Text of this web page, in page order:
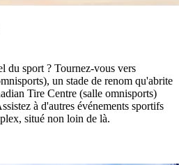
du sport ? Tournez-vous vers
un stade de renom qu'abrite
Tire Centre (salle omnisports)
à d'autres événements sportifs
situé non loin de là.